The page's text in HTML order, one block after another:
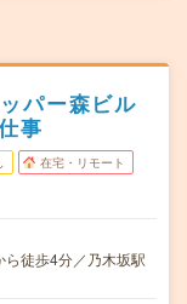
パー森ビル
事
在宅・リモート
徒歩4分／乃木坂駅